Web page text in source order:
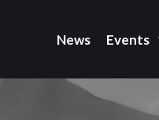
News Events